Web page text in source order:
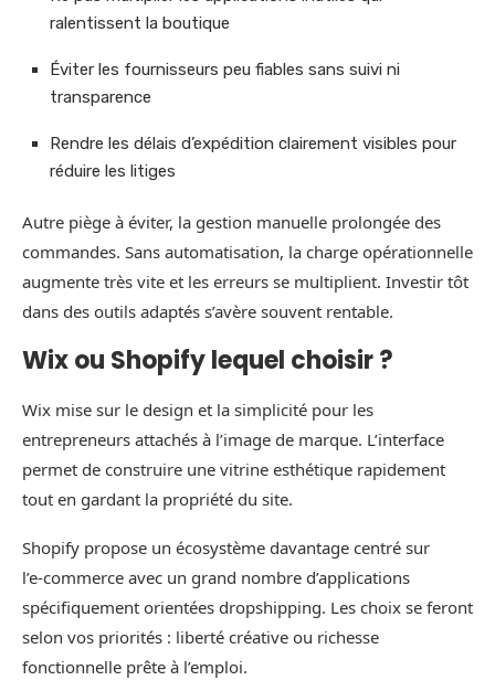
ralentissent la boutique
Éviter les fournisseurs peu fiables sans suivi ni
transparence
Rendre les délais d’expédition clairement visibles pour
réduire les litiges
Autre piège à éviter, la gestion manuelle prolongée des
commandes. Sans automatisation, la charge opérationnelle
augmente très vite et les erreurs se multiplient. Investir tôt
dans des outils adaptés s’avère souvent rentable.
Wix ou Shopify lequel choisir ?
Wix mise sur le design et la simplicité pour les
entrepreneurs attachés à l’image de marque. L’interface
permet de construire une vitrine esthétique rapidement
tout en gardant la propriété du site.
Shopify propose un écosystème davantage centré sur
l’e‑commerce avec un grand nombre d’applications
spécifiquement orientées dropshipping. Les choix se feront
selon vos priorités : liberté créative ou richesse
fonctionnelle prête à l’emploi.